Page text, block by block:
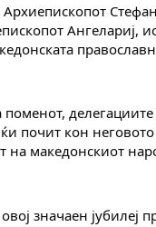
Ангелариј,
почит кон
на македонскиот
значаен јубилеј